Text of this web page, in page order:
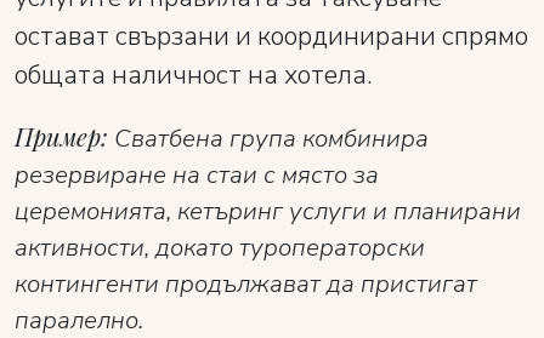
остават свързани и координирани спрямо
общата наличност на хотела.
Пример: Сватбена група комбинира
резервиране на стаи с място за
церемонията, кетъринг услуги и планирани
активности, докато туроператорски
контингенти продължават да пристигат
паралелно.